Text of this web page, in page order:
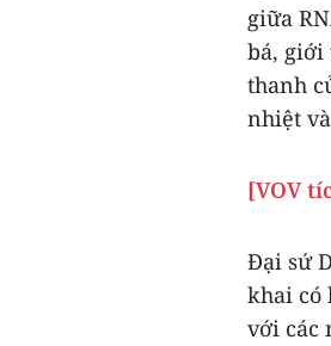
giữa
bá, giới
thanh
nhiệt
[VOV
Đại sứ
khai có
với các